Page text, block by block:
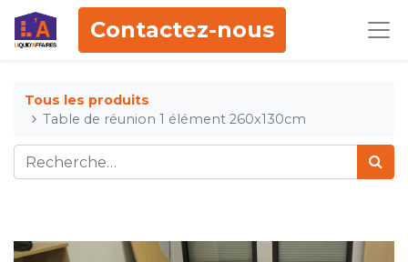
Contactez-nous
Tous les produits
Table de réunion 1 élément 260x130cm